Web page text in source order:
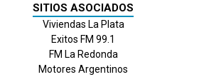
SITIOS ASOCIADOS
Viviendas La Plata
Exitos FM 99.1
FM La Redonda
Motores Argentinos